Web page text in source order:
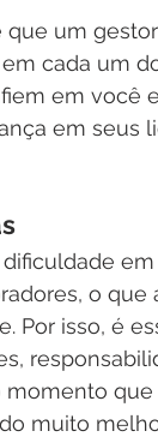
um
cada um
em você
em seus
o que
Por isso, é
muito